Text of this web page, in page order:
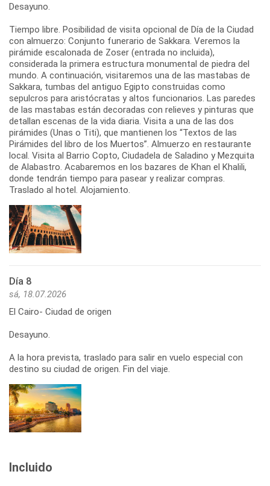
Desayuno.
Tiempo libre. Posibilidad de visita opcional de Día de la Ciudad
con almuerzo: Conjunto funerario de Sakkara. Veremos la
pirámide escalonada de Zoser (entrada no incluida),
considerada la primera estructura monumental de piedra del
mundo. A continuación, visitaremos una de las mastabas de
Sakkara, tumbas del antiguo Egipto construidas como
sepulcros para aristócratas y altos funcionarios. Las paredes
de las mastabas están decoradas con relieves y pinturas que
detallan escenas de la vida diaria. Visita a una de las dos
pirámides (Unas o Titi), que mantienen los “Textos de las
Pirámides del libro de los Muertos”. Almuerzo en restaurante
local. Visita al Barrio Copto, Ciudadela de Saladino y Mezquita
de Alabastro. Acabaremos en los bazares de Khan el Khalili,
donde tendrán tiempo para pasear y realizar compras.
Traslado al hotel. Alojamiento.
Día 8
sá, 18.07.2026
El Cairo- Ciudad de origen
Desayuno.
A la hora prevista, traslado para salir en vuelo especial con
destino su ciudad de origen. Fin del viaje.
Incluido